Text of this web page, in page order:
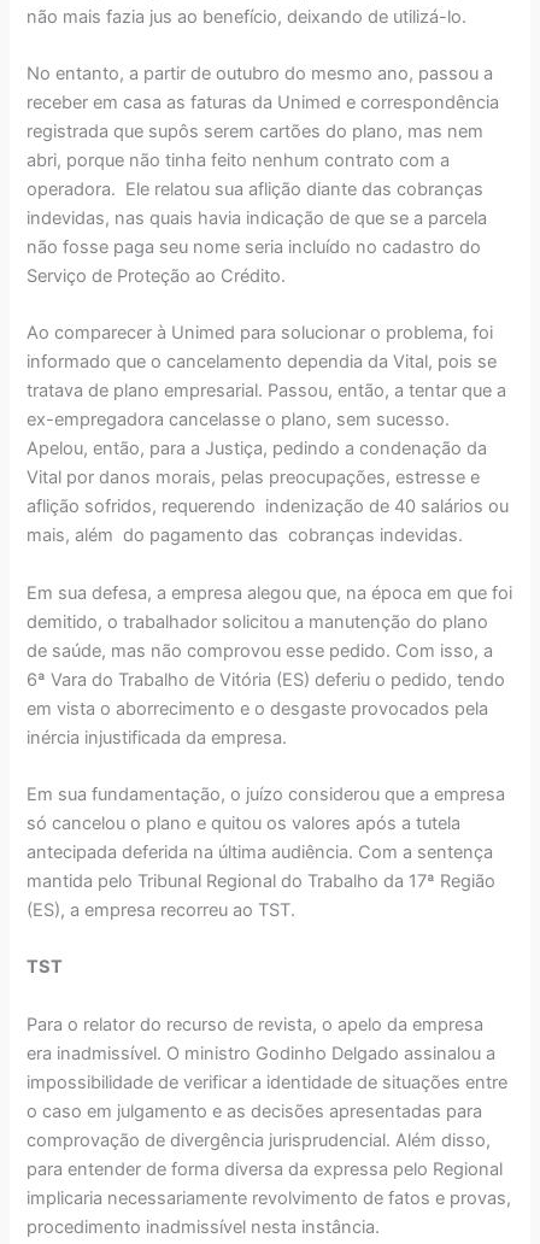
não mais fazia jus ao benefício, deixando de utilizá-lo.
No entanto, a partir de outubro do mesmo ano, passou a
receber em casa as faturas da Unimed e correspondência
registrada que supôs serem cartões do plano, mas nem
abri, porque não tinha feito nenhum contrato com a
operadora. Ele relatou sua aflição diante das cobranças
indevidas, nas quais havia indicação de que se a parcela
não fosse paga seu nome seria incluído no cadastro do
Serviço de Proteção ao Crédito.
Ao comparecer à Unimed para solucionar o problema, foi
informado que o cancelamento dependia da Vital, pois se
tratava de plano empresarial. Passou, então, a tentar que a
ex-empregadora cancelasse o plano, sem sucesso.
Apelou, então, para a Justiça, pedindo a condenação da
Vital por danos morais, pelas preocupações, estresse e
aflição sofridos, requerendo indenização de 40 salários ou
mais, além do pagamento das cobranças indevidas.
Em sua defesa, a empresa alegou que, na época em que foi
demitido, o trabalhador solicitou a manutenção do plano
de saúde, mas não comprovou esse pedido. Com isso, a
6ª Vara do Trabalho de Vitória (ES) deferiu o pedido, tendo
em vista o aborrecimento e o desgaste provocados pela
inércia injustificada da empresa.
Em sua fundamentação, o juízo considerou que a empresa
só cancelou o plano e quitou os valores após a tutela
antecipada deferida na última audiência. Com a sentença
mantida pelo Tribunal Regional do Trabalho da 17ª Região
(ES), a empresa recorreu ao TST.
TST
Para o relator do recurso de revista, o apelo da empresa
era inadmissível. O ministro Godinho Delgado assinalou a
impossibilidade de verificar a identidade de situações entre
o caso em julgamento e as decisões apresentadas para
comprovação de divergência jurisprudencial. Além disso,
para entender de forma diversa da expressa pelo Regional
implicaria necessariamente revolvimento de fatos e provas,
procedimento inadmissível nesta instância.